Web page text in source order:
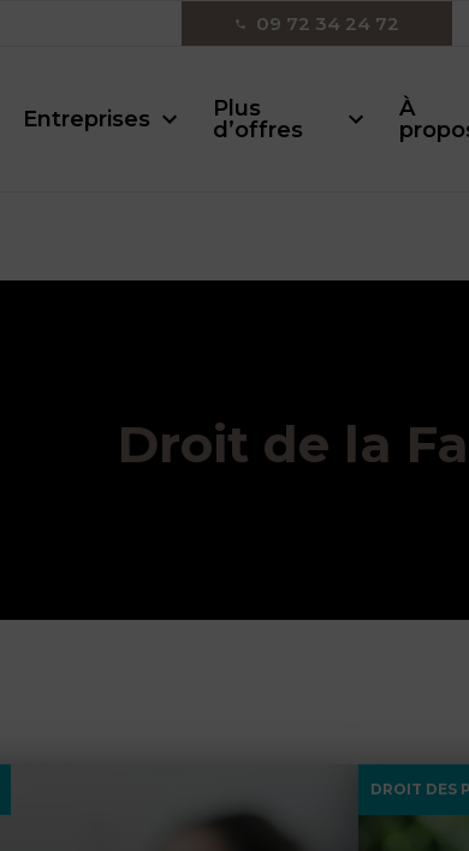
09 72 34 24 72
Entreprises
Plus
d’offres
À
Droit de la
DROIT DES